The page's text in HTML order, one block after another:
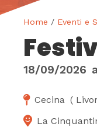
Home / Eventi e
18/09/2026
Cecina (
La